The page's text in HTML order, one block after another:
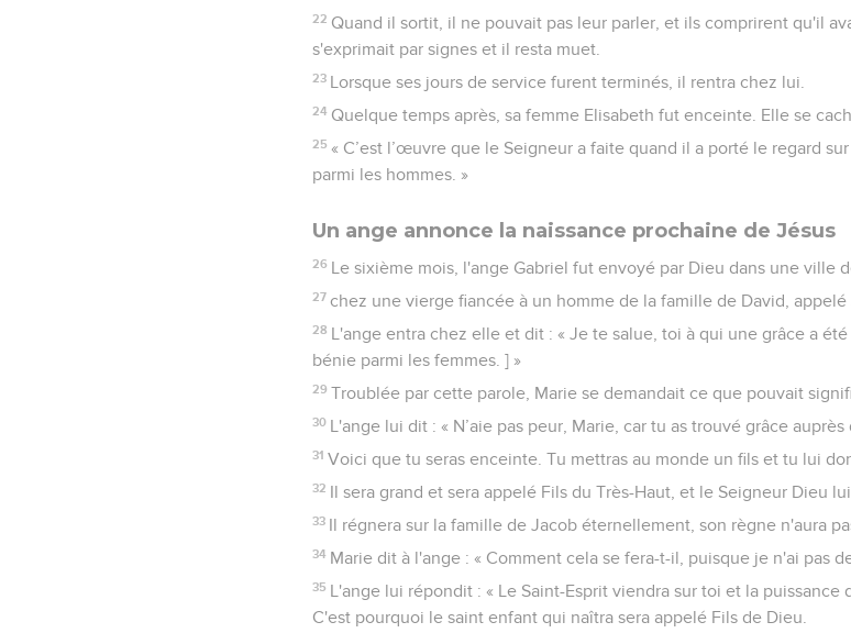
22 Quand il sortit, il ne pouvait pas leur parler, et ils comprirent qu'il
s'exprimait par signes et il resta muet.
23 Lorsque ses jours de service furent terminés, il rentra chez lui.
24 Quelque temps après, sa femme Elisabeth fut enceinte. Elle se
25 « C’est l’œuvre que le Seigneur a faite quand il a porté le regard
parmi les hommes. »
Un ange annonce la naissance prochaine de Jésus
26 Le sixième mois, l'ange Gabriel fut envoyé par Dieu dans une ville
27 chez une vierge fiancée à un homme de la famille de David,
28 L'ange entra chez elle et dit : « Je te salue, toi à qui une grâce a
bénie parmi les femmes. ] »
29 Troublée par cette parole, Marie se demandait ce que pouvait
30 L'ange lui dit : « N’aie pas peur, Marie, car tu as trouvé grâce auprès
31 Voici que tu seras enceinte. Tu mettras au monde un fils et tu lui
32 Il sera grand et sera appelé Fils du Très-Haut, et le Seigneur Dieu
33 Il régnera sur la famille de Jacob éternellement, son règne n'aura
34 Marie dit à l'ange : « Comment cela se fera-t-il, puisque je n'ai pas
35 L'ange lui répondit : « Le Saint-Esprit viendra sur toi et la puissance
C'est pourquoi le saint enfant qui naîtra sera appelé Fils de Dieu.